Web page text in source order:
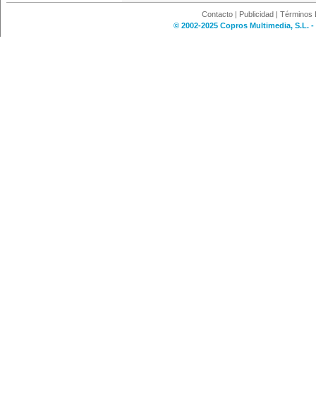
Contacto | Publicidad | Términos
© 2002-2025 Copros Multimedia, S.L.